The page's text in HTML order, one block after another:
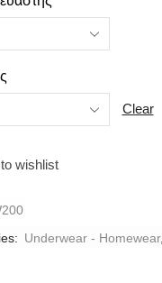
Clear
wishlist
Underwear - Homewear,